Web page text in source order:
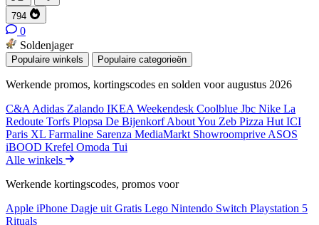
794
0
Soldenjager
Populaire winkels Populaire categorieën
Werkende promos, kortingscodes en solden voor augustus 2026
C&A Adidas Zalando IKEA Weekendesk Coolblue Jbc Nike La
Redoute Torfs Plopsa De BijenkorfAbout You Zeb Pizza Hut ICI
Paris XL Farmaline Sarenza MediaMarkt Showroomprive ASOS
iBOOD Krefel Omoda Tui
Alle winkels
Werkende kortingscodes, promos voor
Apple iPhone Dagje uit Gratis Lego Nintendo Switch Playstation 5
Rituals